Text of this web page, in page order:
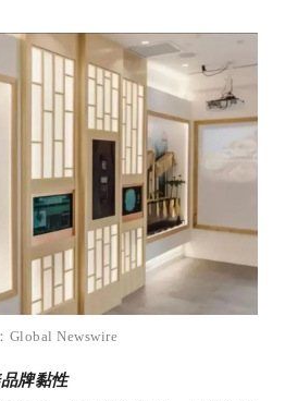
Global Newswire
牌黏性